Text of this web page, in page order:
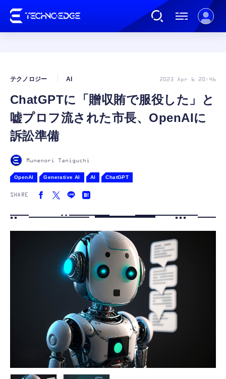
AI
カルチャー
FOLLOW US
ChatGPTに「贈収賄で服役した」と
嘘プロフ流された市長、OpenAIに
訴訟準備
テクノロジー AI 2023 Apr 6 20:46
Munenori Taniguchi
OpenAI Generative AI AI ChatGPT
SHARE